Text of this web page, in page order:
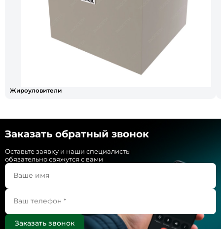
Жироуловители
Заказать обратный звонок
Оставьте заявку и наши специалисты
обязательно свяжутся с вами